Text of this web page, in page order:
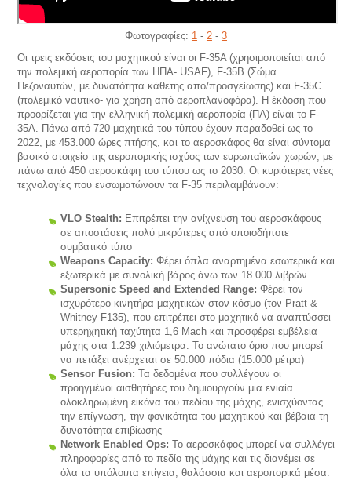
Φωτογραφίες: 1- 2- 3
Οι τρεις εκδόσεις του μαχητικού είναι οι F-35A (χρησιμοποιείται από
την πολεμική αεροπορία των ΗΠΑ- USAF), F-35B (Σώμα
Πεζοναυτών, με δυνατότητα κάθετης απο/προσγείωσης) και F-35C
(πολεμικό ναυτικό- για χρήση από αεροπλανοφόρα). Η έκδοση που
προορίζεται για την ελληνική πολεμική αεροπορία (ΠΑ) είναι το F-
35A. Πάνω από 720 μαχητικά του τύπου έχουν παραδοθεί ως το
2022, με 453.000 ώρες πτήσης, και το αεροσκάφος θα είναι σύντομα
βασικό στοιχείο της αεροπορικής ισχύος των ευρωπαϊκών χωρών, με
πάνω από 450 αεροσκάφη του τύπου ως το 2030. Οι κυριότερες νέες
τεχνολογίες που ενσωματώνουν τα F-35 περιλαμβάνουν:
VLO Stealth: Επιτρέπει την ανίχνευση του αεροσκάφους
σε αποστάσεις πολύ μικρότερες από οποιοδήποτε
συμβατικό τύπο
Weapons Capacity: Φέρει όπλα αναρτημένα εσωτερικά και
εξωτερικά με συνολική βάρος άνω των 18.000 λιβρών
Supersonic Speed and Extended Range: Φέρει τον
ισχυρότερο κινητήρα μαχητικών στον κόσμο (τον Pratt &
Whitney F135), που επιτρέπει στο μαχητικό να αναπτύσσει
υπερηχητική ταχύτητα 1,6 Mach και προσφέρει εμβέλεια
μάχης στα 1.239 χιλιόμετρα. Το ανώτατο όριο που μπορεί
να πετάξει ανέρχεται σε 50.000 πόδια (15.000 μέτρα)
Sensor Fusion: Τα δεδομένα που συλλέγουν οι
προηγμένοι αισθητήρες του δημιουργούν μια ενιαία
ολοκληρωμένη εικόνα του πεδίου της μάχης, ενισχύοντας
την επίγνωση, την φονικότητα του μαχητικού και βέβαια τη
δυνατότητα επιβίωσης
Network Enabled Ops: Το αεροσκάφος μπορεί να συλλέγει
πληροφορίες από το πεδίο της μάχης και τις διανέμει σε
όλα τα υπόλοιπα επίγεια, θαλάσσια και αεροπορικά μέσα.